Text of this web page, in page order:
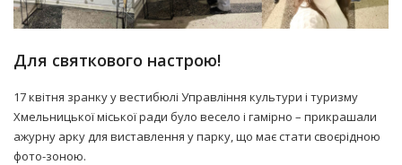
19 Березня 2025 р. Прес-центр
Для святкового настрою!
17 квітня зранку у вестибюлі Управління культури і туризму
Хмельницької міської ради було весело і гамірно – прикрашали
ажурну арку для виставлення у парку, що має стати своєрідною
фото-зоною.